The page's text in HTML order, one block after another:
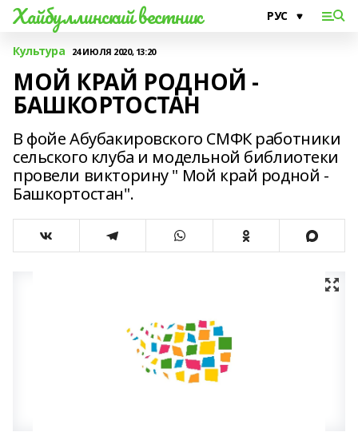
Хайбуллинский вестник
Культура 24 ИЮЛЯ 2020, 13:20
МОЙ КРАЙ РОДНОЙ -
БАШКОРТОСТАН
В фойе Абубакировского СМФК работники
сельского клуба и модельной библиотеки
провели викторину " Мой край родной -
Башкортостан".